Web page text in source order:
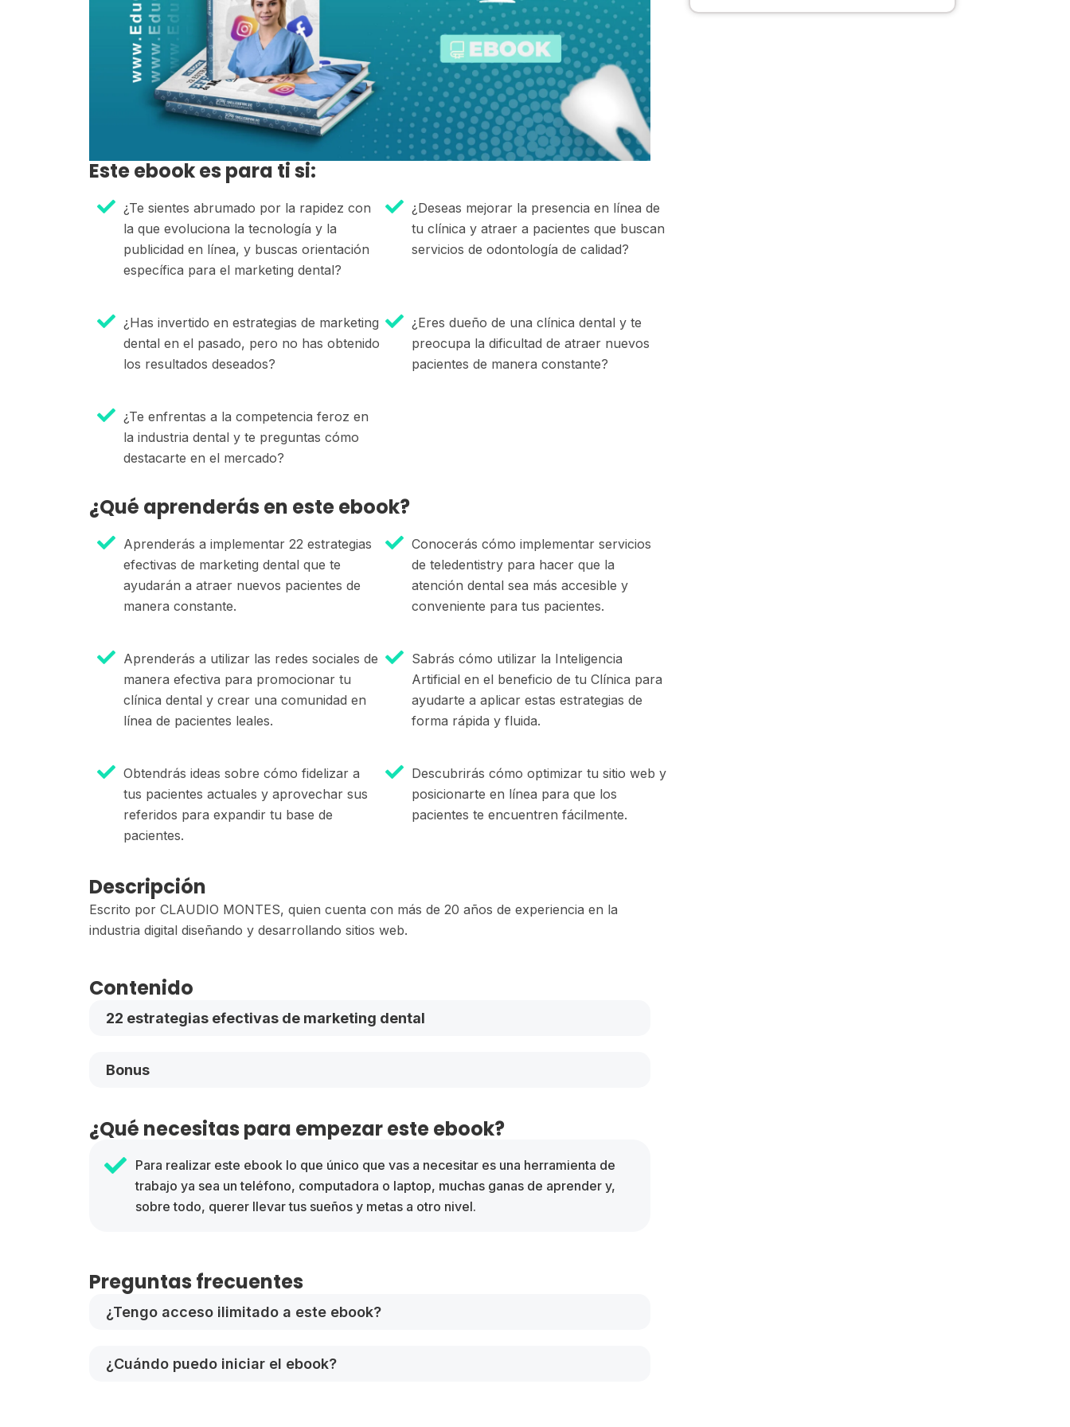
Este ebook es para ti si:
¿Te sientes abrumado por la rapidez con
la que evoluciona la tecnología y la
publicidad en línea, y buscas orientación
específica para el marketing dental?
¿Deseas mejorar la presencia en línea de
tu clínica y atraer a pacientes que buscan
servicios de odontología de calidad?
¿Has invertido en estrategias de marketing
dental en el pasado, pero no has obtenido
los resultados deseados?
¿Eres dueño de una clínica dental y te
preocupa la dificultad de atraer nuevos
pacientes de manera constante?
¿Te enfrentas a la competencia feroz en
la industria dental y te preguntas cómo
destacarte en el mercado?
¿Qué aprenderás en este ebook?
Aprenderás a implementar 22 estrategias
efectivas de marketing dental que te
ayudarán a atraer nuevos pacientes de
manera constante.
Conocerás cómo implementar servicios
de teledentistry para hacer que la
atención dental sea más accesible y
conveniente para tus pacientes.
Aprenderás a utilizar las redes sociales de
manera efectiva para promocionar tu
clínica dental y crear una comunidad en
línea de pacientes leales.
Sabrás cómo utilizar la Inteligencia
Artificial en el beneficio de tu Clínica para
ayudarte a aplicar estas estrategias de
forma rápida y fluida.
Obtendrás ideas sobre cómo fidelizar a
tus pacientes actuales y aprovechar sus
referidos para expandir tu base de
pacientes.
Descubrirás cómo optimizar tu sitio web y
posicionarte en línea para que los
pacientes te encuentren fácilmente.
Descripción
Escrito por CLAUDIO MONTES, quien cuenta con más de 20 años de experiencia en la
industria digital diseñando y desarrollando sitios web.
Contenido
22 estrategias efectivas de marketing dental
Bonus
¿Qué necesitas para empezar este ebook?
Para realizar este ebook lo que único que vas a necesitar es una herramienta de
trabajo ya sea un teléfono, computadora o laptop, muchas ganas de aprender y,
sobre todo, querer llevar tus sueños y metas a otro nivel.
Preguntas frecuentes
¿Tengo acceso ilimitado a este ebook?
¿Cuándo puedo iniciar el ebook?